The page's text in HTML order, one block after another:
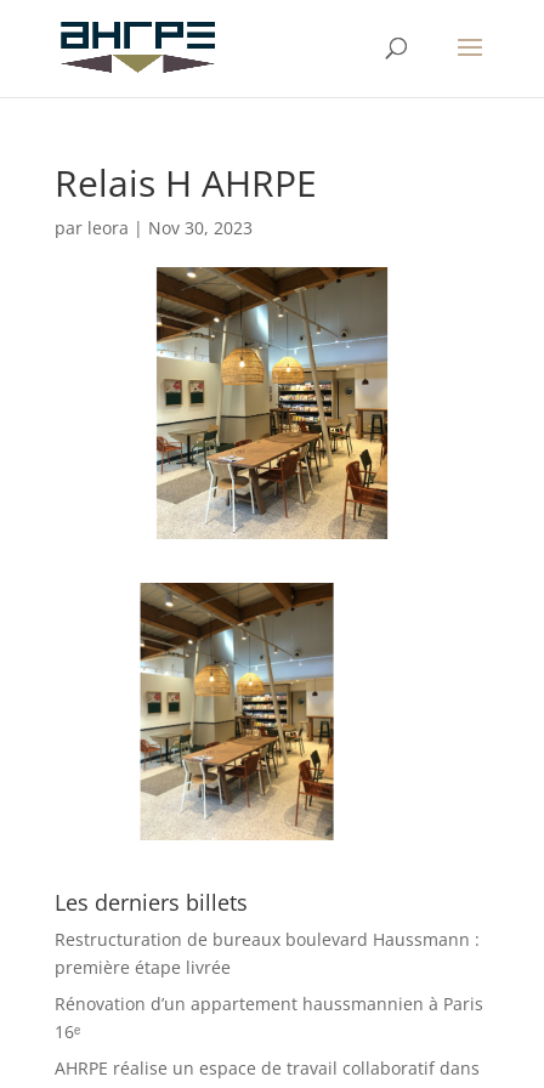
Relais H AHRPE
par leora | Nov 30, 2023
Les derniers billets
Restructuration de bureaux boulevard Haussmann :
première étape livrée
Rénovation d’un appartement haussmannien à Paris
16ᵉ
AHRPE réalise un espace de travail collaboratif dans